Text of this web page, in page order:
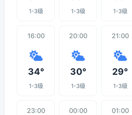
1-3级 1-3级 1-3级
16:00
34°
1-3级
20:00
30°
1-3级
21:00
29°
1-3级
23:00 00:00 01:00